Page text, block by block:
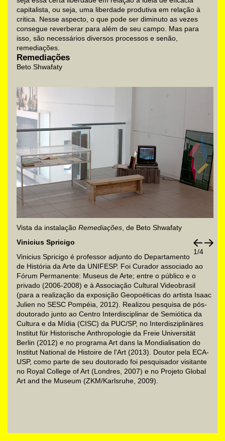
capitalista, ou seja, uma liberdade produtiva em relação à
critica. Nesse aspecto, o que pode ser diminuto as vezes
consegue reverberar para além de seu campo. Mas para
isso, são necessários diversos processos e senão,
remediações.
Remediações
Beto Shwafaty
Vista da instalação Remediações, de Beto Shwafaty
1/4
Vinicius Spricigo
Vinicius Spricigo é professor adjunto do Departamento
de História da Arte da UNIFESP. Foi Curador associado ao
Fórum Permanente: Museus de Arte; entre o público e o
privado (2006-2008) e à Associação Cultural Videobrasil
(para a realização da exposição Geopoéticas do artista Isaac
Julien no SESC Pompéia, 2012). Realizou pesquisa de pós-
doutorado junto ao Centro Interdisciplinar de Semiótica da
Cultura e da Mídia (CISC) da PUC/SP, no Interdisziplinäres
Institut für Historische Anthropologie da Freie Universität
Berlin (2012) e no programa Art dans la Mondialisation do
Institut National de Histoire de l'Art (2013). Doutor pela ECA-
USP, como parte de seu doutorado foi pesquisador visitante
no Royal College of Art (Londres, 2007) e no Projeto Global
Art and the Museum (ZKM/Karlsruhe, 2009).